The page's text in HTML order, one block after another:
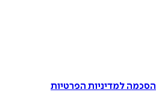
הסכמה למדיניות הפרטיות